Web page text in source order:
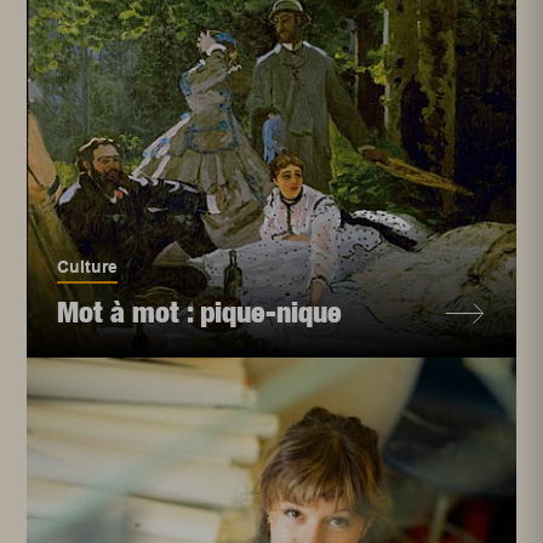
Culture
Mot à mot : pique-nique